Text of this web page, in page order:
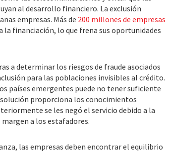
al desarrollo financiero. La exclusión
empresas. Más de 200 millones de empresas
la financiación, lo que frena sus oportunidades
a determinar los riesgos de fraude asociados
para las poblaciones invisibles al crédito.
países emergentes puede no tener suficiente
proporciona los conocimientos
se les negó el servicio debido a la
a los estafadores.
las empresas deben encontrar el equilibrio